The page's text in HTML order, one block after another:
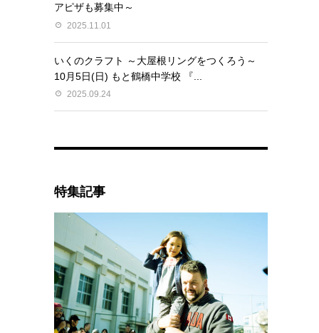
アピザも募集中～
2025.11.01
いくのクラフト ～大屋根リングをつくろう～
10月5日(日) もと鶴橋中学校 『...
2025.09.24
特集記事